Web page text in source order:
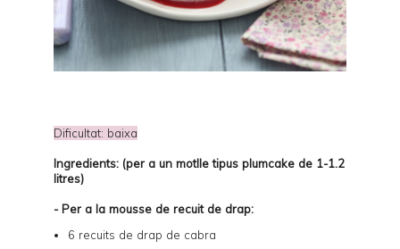
Dificultat: baixa
Ingredients: (per a un motlle tipus plumcake de 1-1.2
litres)
- Per a la mousse de recuit de drap:
6 recuits de drap de cabra